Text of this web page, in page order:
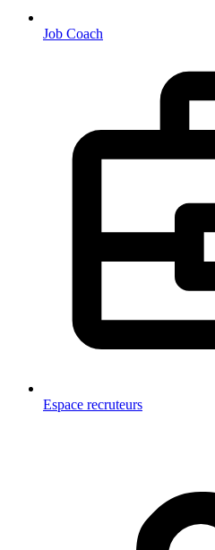
Job Coach
Espace recruteurs